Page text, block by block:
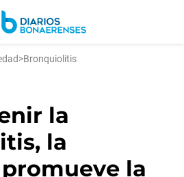
>Bronquiolitis
la
la
la